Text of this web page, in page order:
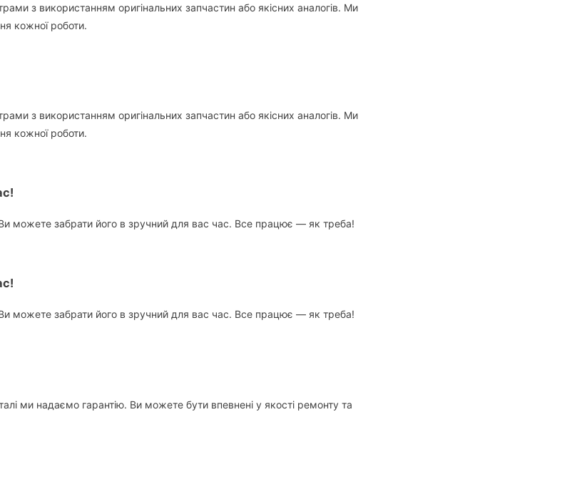
з використанням оригінальних запчастин або якісних аналогів. Ми
кожної роботи.
з використанням оригінальних запчастин або якісних аналогів. Ми
кожної роботи.
можете забрати його в зручний для вас час. Все працює — як треба!
можете забрати його в зручний для вас час. Все працює — як треба!
ми надаємо гарантію. Ви можете бути впевнені у якості ремонту та